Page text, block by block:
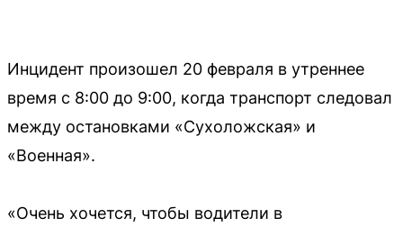
Инцидент произошел 20 февраля в утреннее
время с 8:00 до 9:00, когда транспорт следовал
между остановками «Сухоложская» и
«Военная».
«Очень хочется, чтобы водители в